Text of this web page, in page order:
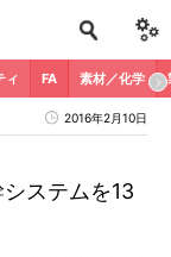
ィ FA 素材／化学
2016年2月10日
ステムを13